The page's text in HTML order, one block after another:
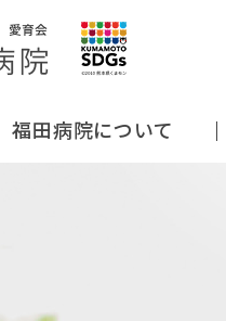
福田病院について